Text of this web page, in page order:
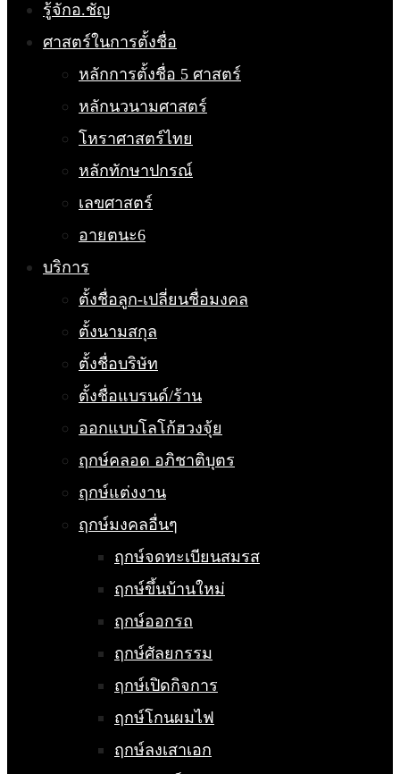
รู้จักอ.ชัญ
ศาสตร์ในการตั้งชื่อ
หลักการตั้งชื่อ 5 ศาสตร์
หลักนวนามศาสตร์
โหราศาสตร์ไทย
หลักทักษาปกรณ์
เลขศาสตร์
อายตนะ6
บริการ
ตั้งชื่อลูก-เปลี่ยนชื่อมงคล
ตั้งนามสกุล
ตั้งชื่อบริษัท
ตั้งชื่อแบรนด์/ร้าน
ออกแบบโลโก้ฮวงจุ้ย
ฤกษ์คลอด อภิชาติบุตร
ฤกษ์แต่งงาน
ฤกษ์มงคลอื่นๆ
ฤกษ์จดทะเบียนสมรส
ฤกษ์ขึ้นบ้านใหม่
ฤกษ์ออกรถ
ฤกษ์ศัลยกรรม
ฤกษ์เปิดกิจการ
ฤกษ์โกนผมไฟ
ฤกษ์ลงเสาเอก